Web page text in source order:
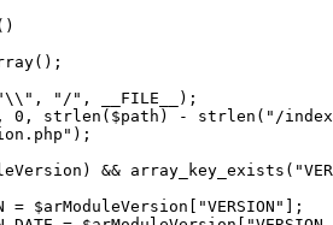
"/", __FILE__);
0, strlen($path) - strlen("/
&&
= $arModuleVersion["VERSION"];